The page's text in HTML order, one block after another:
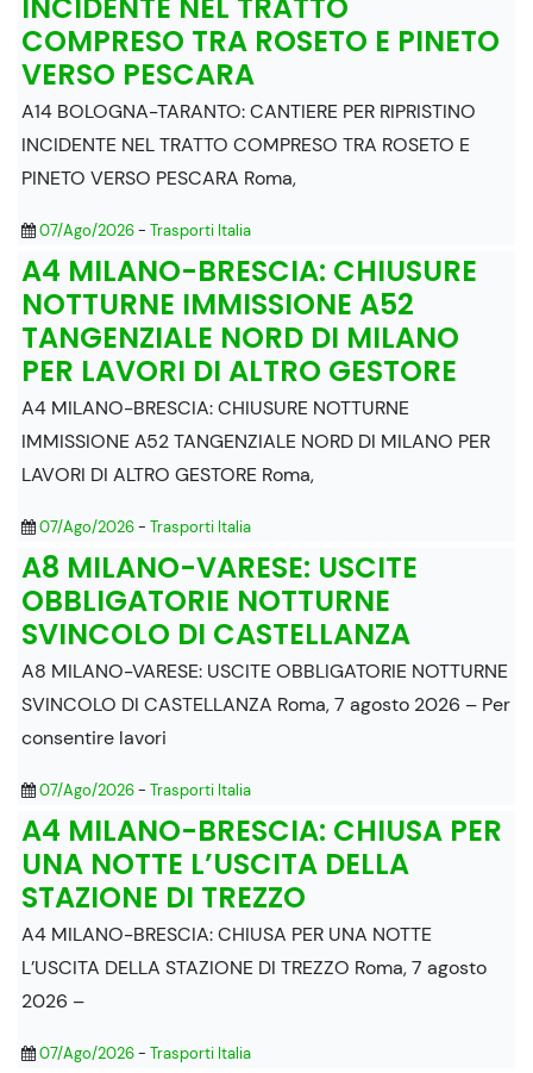
COMPRESO TRA ROSETO E PINETO
VERSO PESCARA
A14 BOLOGNA-TARANTO: CANTIERE PER RIPRISTINO
INCIDENTE NEL TRATTO COMPRESO TRA ROSETO E
PINETO VERSO PESCARA Roma,
07/Ago/2026- Trasporti Italia
A4 MILANO-BRESCIA: CHIUSURE
NOTTURNE IMMISSIONE A52
TANGENZIALE NORD DI MILANO
PER LAVORI DI ALTRO GESTORE
A4 MILANO-BRESCIA: CHIUSURE NOTTURNE
IMMISSIONE A52 TANGENZIALE NORD DI MILANO PER
LAVORI DI ALTRO GESTORE Roma,
07/Ago/2026- Trasporti Italia
A8 MILANO-VARESE: USCITE
OBBLIGATORIE NOTTURNE
SVINCOLO DI CASTELLANZA
A8 MILANO-VARESE: USCITE OBBLIGATORIE NOTTURNE
SVINCOLO DI CASTELLANZA Roma, 7 agosto 2026 – Per
consentire lavori
07/Ago/2026- Trasporti Italia
A4 MILANO-BRESCIA: CHIUSA PER
UNA NOTTE L’USCITA DELLA
STAZIONE DI TREZZO
A4 MILANO-BRESCIA: CHIUSA PER UNA NOTTE
L’USCITA DELLA STAZIONE DI TREZZO Roma, 7 agosto
2026 –
07/Ago/2026- Trasporti Italia